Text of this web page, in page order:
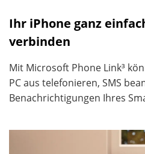
Ihr iPhone ganz
verbinden
Mit Microsoft Phone Link³
PC aus telefonieren, SMS
Benachrichtigungen Ihres